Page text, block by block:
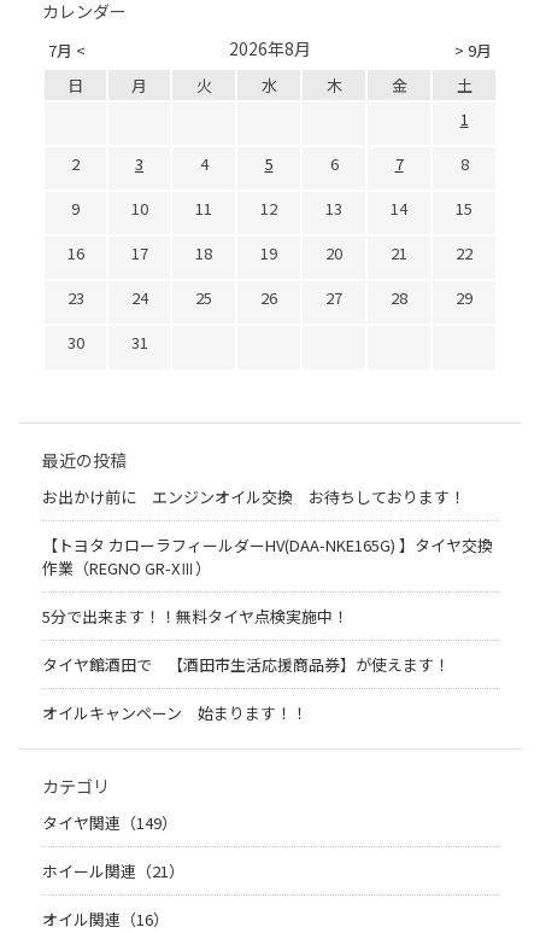
カレンダー
7月 < > 9月
2026年8月
日 月 火 水 木 金
土
1
2
3 4 5 6 7
8
9
10 11 12 13 14
15
16
17 18 19 20 21
22
23
24 25 26 27 28
29
30
31
最近の投稿
お出かけ前に エンジンオイル交換 お待ちしております！
【トヨタ カローラフィールダーHV(DAA-NKE165G) 】タイヤ交換
作業（REGNO GR-XⅢ）
5分で出来ます！！無料タイヤ点検実施中！
タイヤ館酒田で 【酒田市生活応援商品券】が使えます！
オイルキャンペーン 始まります！！
カテゴリ
タイヤ関連（149）
ホイール関連（21）
オイル関連（16）